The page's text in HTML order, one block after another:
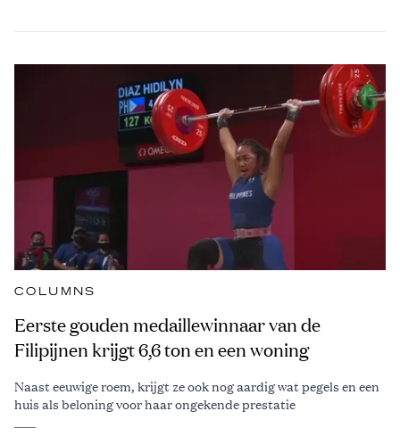
COLUMNS
Eerste gouden medaillewinnaar van de
Filipijnen krijgt 6,6 ton en een woning
Naast eeuwige roem, krijgt ze ook nog aardig wat pegels en een
huis als beloning voor haar ongekende prestatie